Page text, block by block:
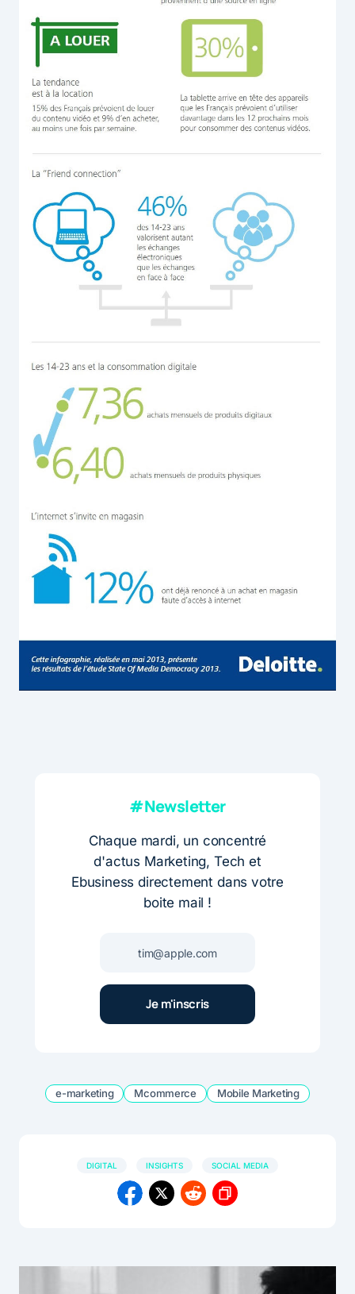
#Newsletter
Chaque mardi, un concentré
d'actus Marketing, Tech et
Ebusiness directement dans votre
boite mail !
e-marketing Mcommerce Mobile Marketing
DIGITAL INSIGHTS SOCIAL MEDIA